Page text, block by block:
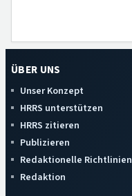
ÜBER UNS
Unser Konzept
HRRS unterstützen
HRRS zitieren
Publizieren
Redaktionelle Richtlinien
Redaktion